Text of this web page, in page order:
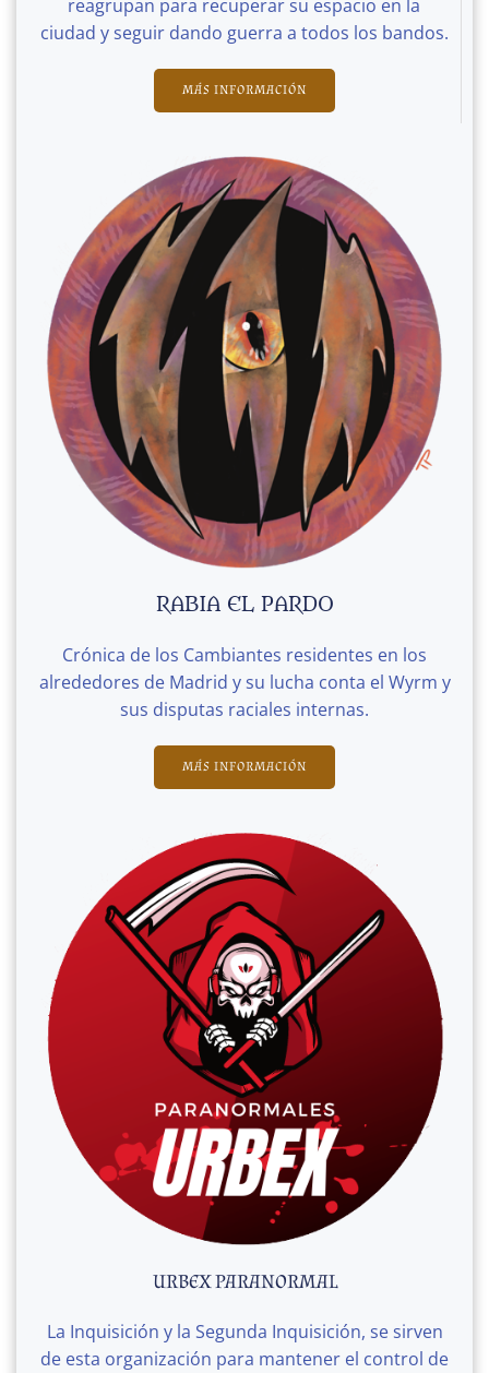
reagrupan para recuperar su espacio en la
ciudad y seguir dando guerra a todos los bandos.
MÁS INFORMACIÓN
RABIA EL PARDO
Crónica de los Cambiantes residentes en los
alrededores de Madrid y su lucha conta el Wyrm y
sus disputas raciales internas.
MÁS INFORMACIÓN
URBEX PARANORMAL
La Inquisición y la Segunda Inquisición, se sirven
de esta organización para mantener el control de